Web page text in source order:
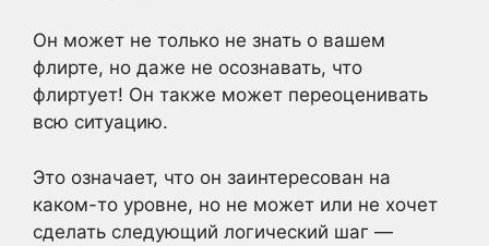
Он может не только не знать о вашем
флирте, но даже не осознавать, что
флиртует! Он также может переоценивать
всю ситуацию.
Это означает, что он заинтересован на
каком-то уровне, но не может или не хочет
сделать следующий логический шаг —